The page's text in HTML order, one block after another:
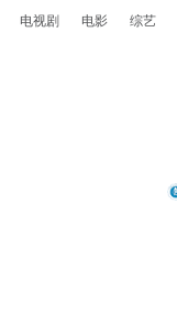
电视剧 电影 综艺